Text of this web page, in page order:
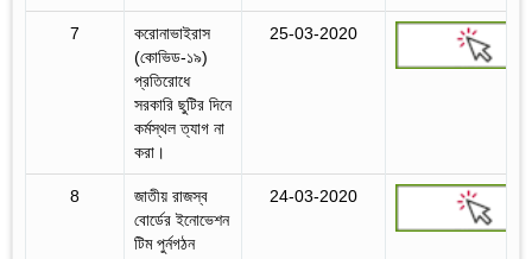
7
করোনাভাইরাস
(কোভিড-১৯)
প্রতিরোধে
সরকারি ছুটির দিনে
কর্মস্থল ত্যাগ না
করা।
25-03-2020
8
জাতীয় রাজস্ব
বোর্ডের ইনোভেশন
টিম পুর্নগঠন
24-03-2020